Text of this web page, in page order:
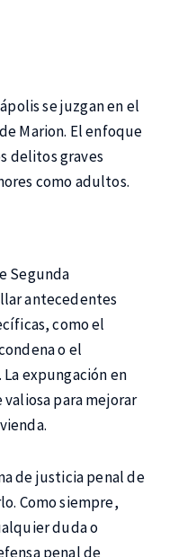
se juzgan en el
Marion. El enfoque
delitos graves
como adultos.
Segunda
antecedentes
como el
o el
expungación en
para mejorar
de justicia penal de
Como siempre,
duda o
penal de